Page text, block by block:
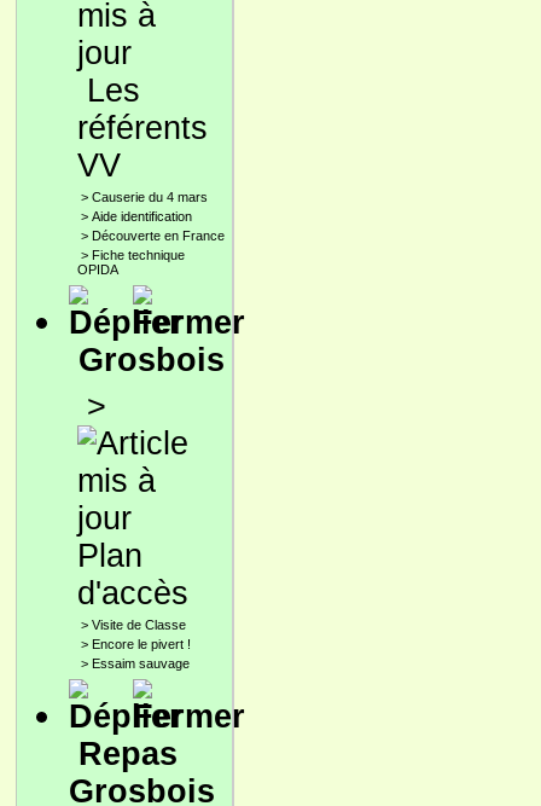
Les
référents
VV
> Causerie du 4 mars
> Aide identification
> Découverte en France
> Fiche technique
OPIDA
Grosbois
>
Plan
d'accès
> Visite de Classe
> Encore le pivert !
> Essaim sauvage
Repas
Grosbois